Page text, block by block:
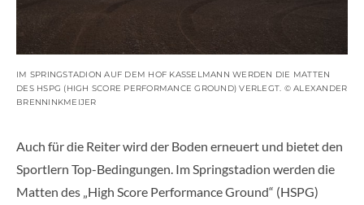
IM SPRINGSTADION AUF DEM HOF KASSELMANN WERDEN DIE MATTEN
DES HSPG (HIGH SCORE PERFORMANCE GROUND) VERLEGT. © ALEXANDER
BRENNINKMEIJER
Auch für die Reiter wird der Boden erneuert und bietet den
Sportlern Top-Bedingungen. Im Springstadion werden die
Matten des „High Score Performance Ground“ (HSPG)